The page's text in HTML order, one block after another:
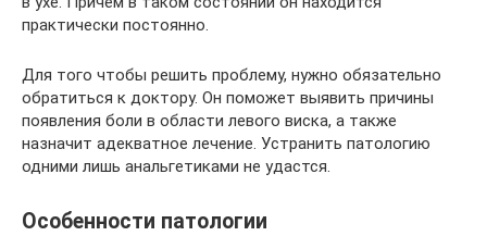
практически постоянно.
Для того чтобы решить проблему, нужно обязательно
обратиться к доктору. Он поможет выявить причины
появления боли в области левого виска, а также
назначит адекватное лечение. Устранить патологию
одними лишь анальгетиками не удастся.
Особенности патологии